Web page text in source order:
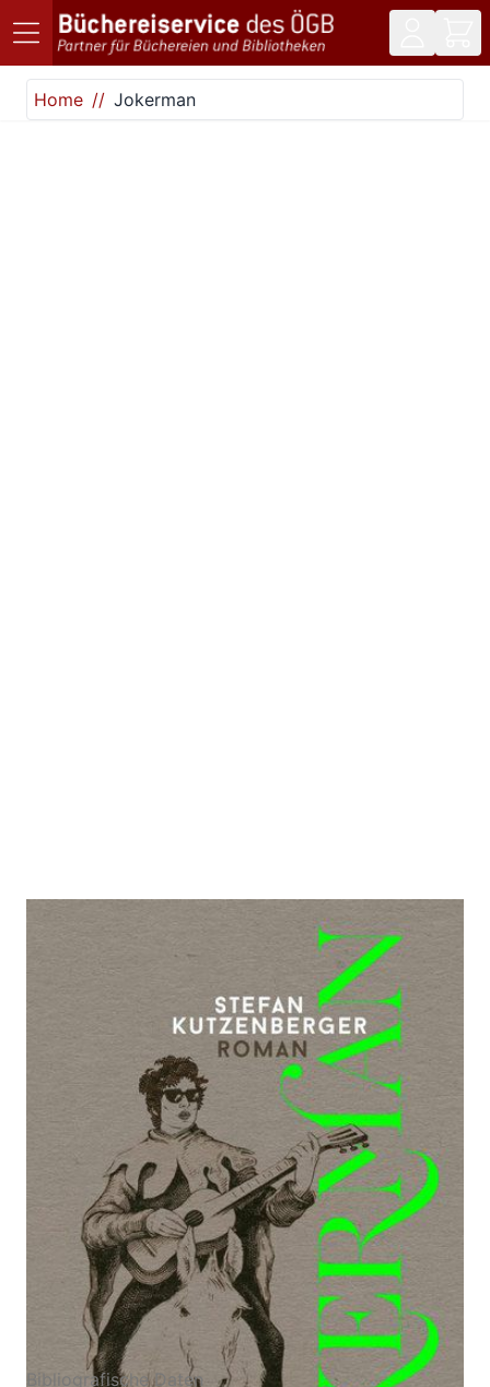
Direkt zum Inhalt
Home
Jokerman
Zur Wunschliste hinzufügen
Stefan Kutzenberger
Verlag: Berlin 03.08.2020
Buch 352 Seiten
geb.
ISBN: 978-3-
82701424-5
Bibliografische Daten